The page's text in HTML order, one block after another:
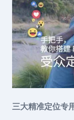
三大精准定位专